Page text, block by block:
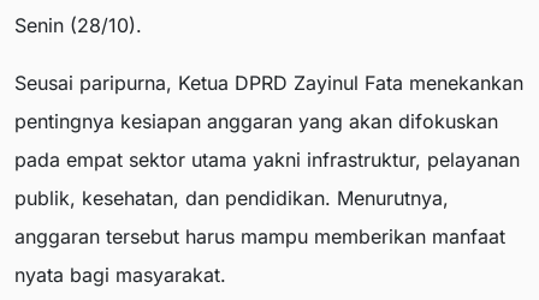
Senin (28/10).
Seusai paripurna, Ketua DPRD Zayinul Fata menekankan
pentingnya kesiapan anggaran yang akan difokuskan
pada empat sektor utama yakni infrastruktur, pelayanan
publik, kesehatan, dan pendidikan. Menurutnya,
anggaran tersebut harus mampu memberikan manfaat
nyata bagi masyarakat.